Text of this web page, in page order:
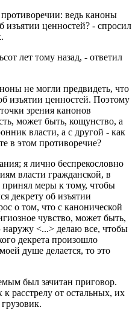
ведь каноны
изъятии ценностей? - спросил
лет тому назад, - ответил
не могли предвидеть, что
изъятии ценностей. Поэтому
зрения канонов
может быть, кощунство, а
власти, а с другой - как
в этом противоречие?
я лично беспрекословно
власти гражданской, в
принял меры к тому, чтобы
декрету об изъятии
о том, что с канонической
чувство, может быть,
<...> делаю все, чтобы
декрета произошло
душе делается, то это
был зачитан приговор.
расстрелу от остальных, их